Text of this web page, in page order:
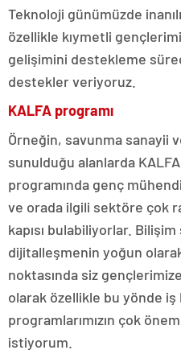
Teknoloji günümüzde
özellikle kıymetli
gelişimini destekleme
destekler veriyoruz.
KALFA programı
Örneğin, savunma sanayii
sunulduğu alanlarda
programında genç
ve orada ilgili sektöre çok
kapısı bulabiliyorlar.
dijitalleşmenin yoğun
noktasında siz
olarak özellikle bu yönde iş
programlarımızın çok
istiyorum.